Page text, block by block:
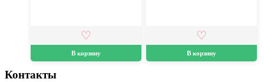
В корзину В корзину
Контакты